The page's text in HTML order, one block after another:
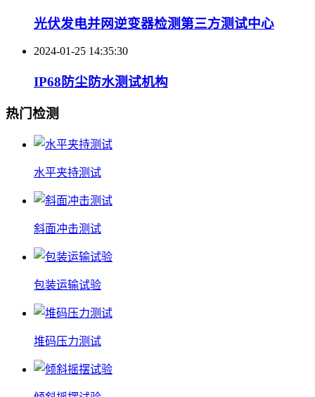
光伏发电并网逆变器检测第三方测试中心
2024-01-25 14:35:30
IP68防尘防水测试机构
热门检测
水平夹持测试
斜面冲击测试
包装运输试验
堆码压力测试